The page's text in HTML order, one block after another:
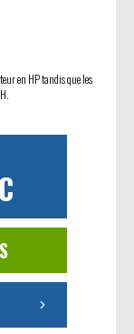
en HP tandis que les